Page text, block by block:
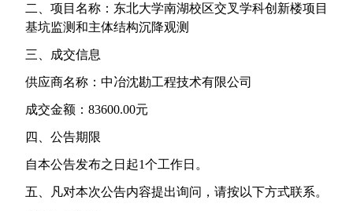
二、项目名称：东北大学南湖校区交叉学科创新楼项目
基坑监测和主体结构沉降观测
三、成交信息
供应商名称：中冶沈勘工程技术有限公司
成交金额： 83600.00元
四、公告期限
自本公告发布之日起1个工作日。
五、凡对本次公告内容提出询问，请按以下方式联系。